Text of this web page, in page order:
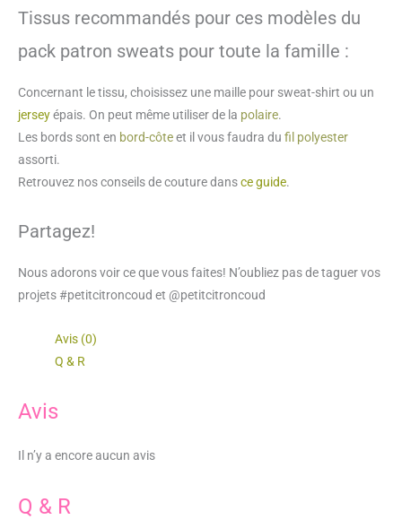
Tissus recommandés pour ces modèles du
pack patron sweats pour toute la famille :
Concernant le tissu, choisissez une maille pour sweat-shirt ou un
jerseyépais. On peut même utiliser de la polaire.
Les bords sont en bord-côteet il vous faudra du fil polyester
assorti.
Retrouvez nos conseils de couture dansce guide.
Partagez!
Nous adorons voir ce que vous faites! N’oubliez pas de taguer vos
projets #petitcitroncoud et @petitcitroncoud
Avis (0)
Q & R
Avis
Il n’y a encore aucun avis
Q & R